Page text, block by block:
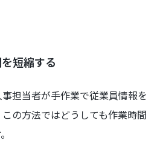
短縮する
担当者が手作業で従業員情報を
の方法ではどうしても作業時間